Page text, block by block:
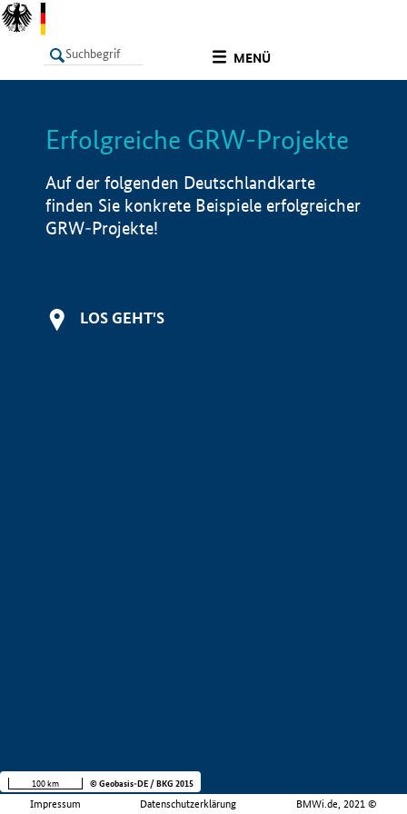
MENÜ
LISTE Info
Erfolgreiche GRW-Projekte
Auf der folgenden Deutschlandkarte
finden Sie konkrete Beispiele erfolgreicher
GRW-Projekte!
LOS GEHT'S
Impressum Datenschutzerklärung BMWi.de, 2021 ©
100 km © Geobasis-DE / BKG 2015